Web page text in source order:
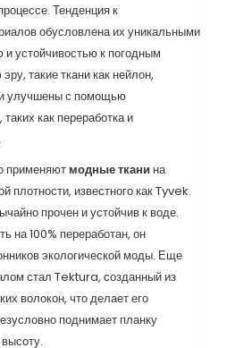
Тенденция к
обусловлена их уникальными
и устойчивостью к погодным
такие ткани как нейлон,
улучшены с помощью
как переработка и
применяют модные ткани на
плотности, известного как Tyvek.
прочен и устойчив к воде.
на 100% переработан, он
экологической моды. Еще
стал Tektura, созданный из
волокон, что делает его
поднимает планку